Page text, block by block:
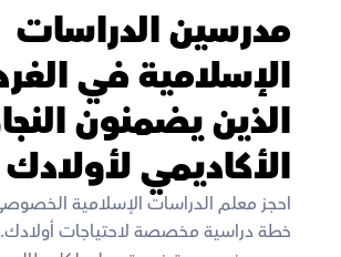
مدرسين الدراسات
الأكاديمي لأولادك
خطة دراسية مخصصة لاحتياجات أولادك.